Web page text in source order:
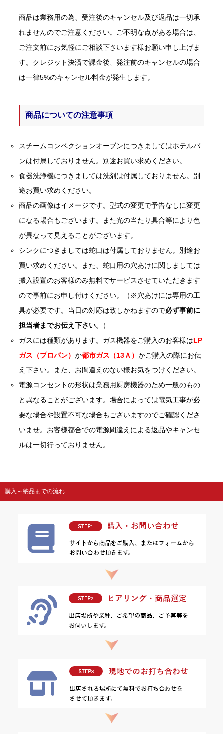
商品は業務用の為、受注後のキャンセル及び返品は一切承
れませんのでご注意ください。ご不明な点がある場合は、
ご注文前にお気軽にご相談下さいます様お願い申し上げま
す。クレジット決済で課金後、発注前のキャンセルの場合
は一律5%のキャンセル料金が発生します。
商品についての注意事項
スチームコンベクションオーブンにつきましてはホテルパ
ンは付属しておりません。別途お買い求めください。
食器洗浄機につきましては洗剤は付属しておりません。別
途お買い求めください。
商品の画像はイメージです。型式の変更で予告なしに変更
になる場合もございます。また光の当たり具合等により色
が異なって見えることがございます。
シンクにつきましては蛇口は付属しておりません。別途お
買い求めください。また、蛇口用の穴あけに関しましては
搬入設置のお客様のみ無料でサービスさせていただきます
ので事前にお申し付けください。（※穴あけには専用の工
具が必要です。当日の対応は致しかねますので必ず事前に
担当者までお伝え下さい。
）
ガスには種類があります。ガス機器をご購入のお客様はLP
ガス（プロパン）か都市ガス（13Ａ）かご購入の際にお伝
え下さい。また、お間違えのない様お気をつけください。
電源コンセントの形状は業務用厨房機器のため一般のもの
と異なることがございます。場合によっては電気工事が必
要な場合や設置不可な場合もございますのでご確認くださ
いませ。お客様都合での電源間違えによる返品やキャンセ
ルは一切行っておりません。
購入～納品までの流れ